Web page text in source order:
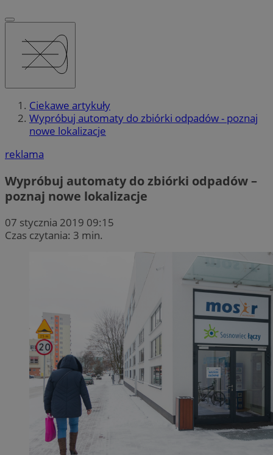
Ciekawe artykuły
Wypróbuj automaty do zbiórki odpadów - poznaj
nowe lokalizacje
reklama
Wypróbuj automaty do zbiórki odpadów –
poznaj nowe lokalizacje
07 stycznia 2019 09:15
Czas czytania: 3 min.